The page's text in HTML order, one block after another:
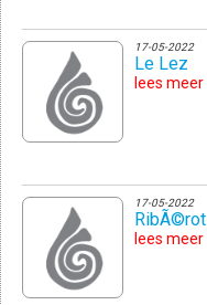
17-05-2022
Le Lez
lees meer
17-05-2022
RibÃ©rot
lees meer